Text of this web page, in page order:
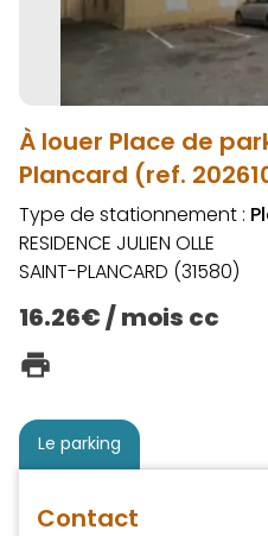
À louer Place de
Plancard (ref.
Type de stationnement :
RESIDENCE JULIEN OLLE
SAINT-PLANCARD (31580)
16.26€ / mois cc
Le parking
Contact